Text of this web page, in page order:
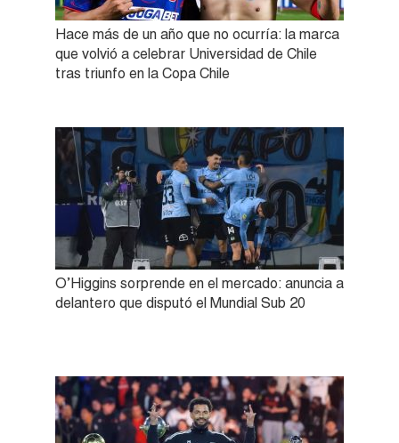
Hace más de un año que no ocurría: la marca
que volvió a celebrar Universidad de Chile
tras triunfo en la Copa Chile
O’Higgins sorprende en el mercado: anuncia a
delantero que disputó el Mundial Sub 20